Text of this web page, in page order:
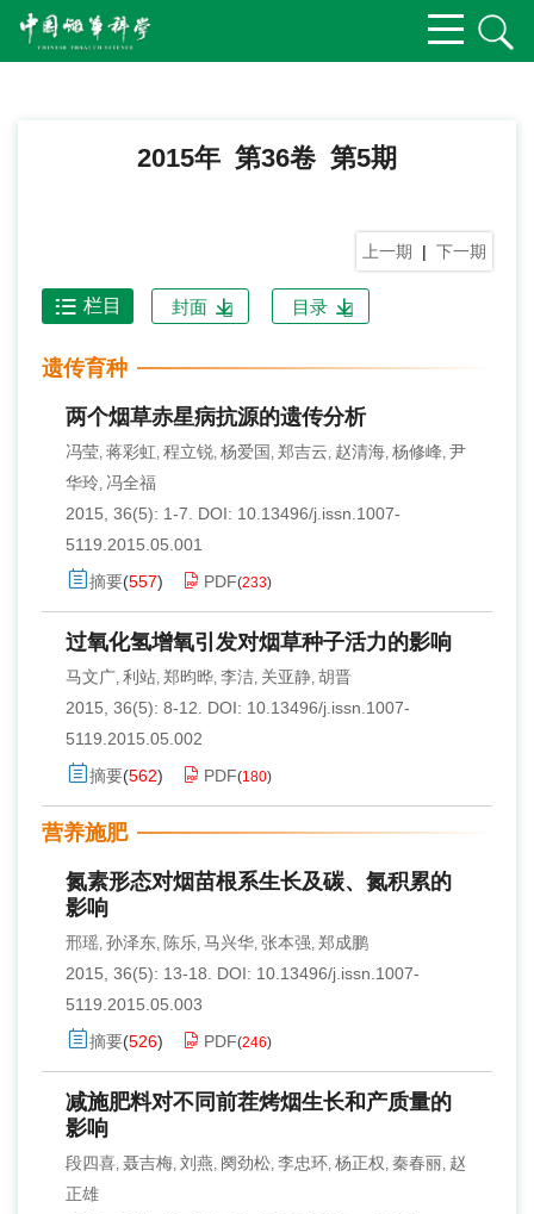
2015年 第36卷 第5期
上一期 | 下一期
栏目 封面 目录
遗传育种
两个烟草赤星病抗源的遗传分析
冯莹, 蒋彩虹, 程立锐, 杨爱国 , 郑吉云, 赵清海, 杨修峰, 尹
华玲, 冯全福
2015, 36(5): 1-7.
DOI: 10.13496/j.issn.1007-
5119.2015.05.001
摘要(557) PDF(233)
过氧化氢增氧引发对烟草种子活力的影响
马文广, 利站, 郑昀晔, 李洁, 关亚静, 胡晋
2015, 36(5): 8-12.
DOI: 10.13496/j.issn.1007-
5119.2015.05.002
摘要(562) PDF(180)
营养施肥
氮素形态对烟苗根系生长及碳、氮积累的
影响
邢瑶, 孙泽东, 陈乐, 马兴华, 张本强, 郑成鹏
2015, 36(5): 13-18.
DOI: 10.13496/j.issn.1007-
5119.2015.05.003
摘要(526) PDF(246)
减施肥料对不同前茬烤烟生长和产质量的
影响
段四喜, 聂吉梅, 刘燕, 阕劲松, 李忠环, 杨正权, 秦春丽, 赵
正雄